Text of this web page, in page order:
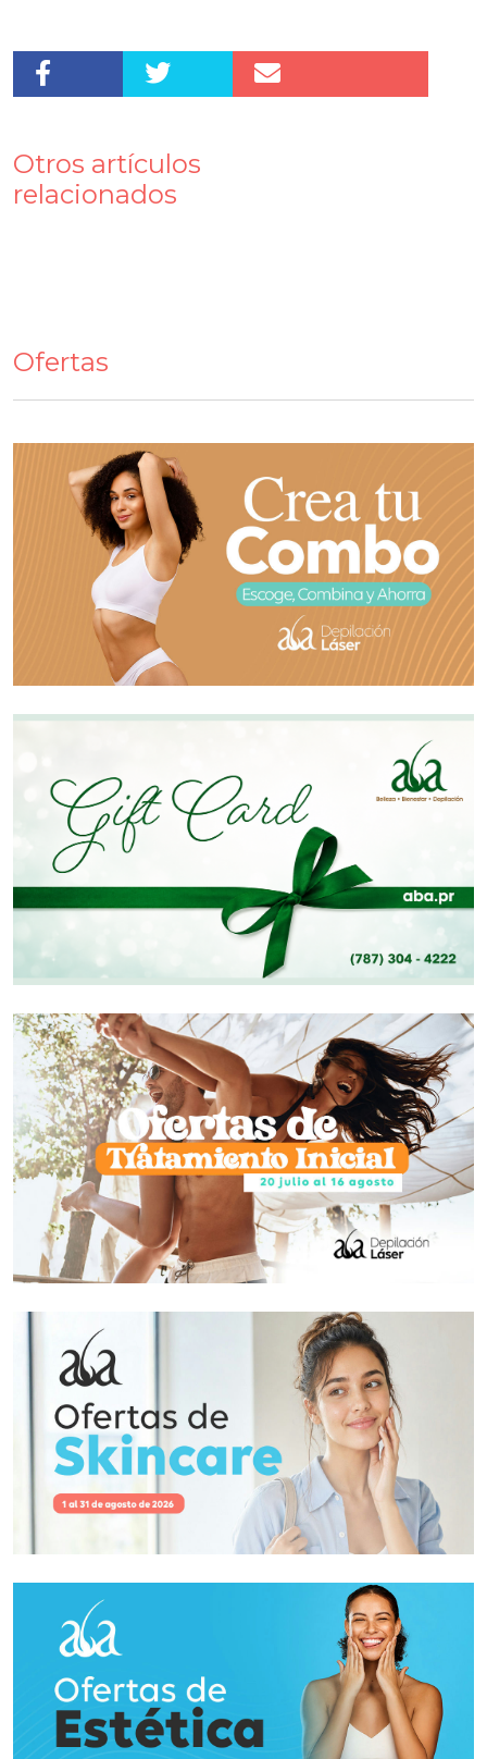
Otros artículos
relacionados
Ofertas